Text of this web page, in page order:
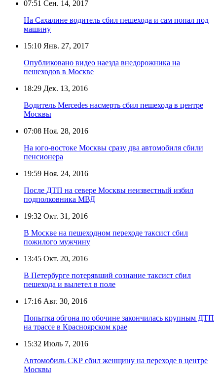
07:51 Сен. 14, 2017
На Сахалине водитель сбил пешехода и сам попал под
машину
15:10 Янв. 27, 2017
Опубликовано видео наезда внедорожника на
пешеходов в Москве
18:29 Дек. 13, 2016
Водитель Mercedes насмерть сбил пешехода в центре
Москвы
07:08 Ноя. 28, 2016
На юго-востоке Москвы сразу два автомобиля сбили
пенсионера
19:59 Ноя. 24, 2016
После ДТП на севере Москвы неизвестный избил
подполковника МВД
19:32 Окт. 31, 2016
В Москве на пешеходном переходе таксист сбил
пожилого мужчину
13:45 Окт. 20, 2016
В Петербурге потерявший сознание таксист сбил
пешехода и вылетел в поле
17:16 Авг. 30, 2016
Попытка обгона по обочине закончилась крупным ДТП
на трассе в Красноярском крае
15:32 Июль 7, 2016
Автомобиль СКР сбил женщину на переходе в центре
Москвы